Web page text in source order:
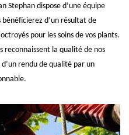
Stephan dispose d’une équipe
d’un résultat de
pour les soins de vos plants.
reconnaissent la qualité de nos
rendu de qualité par un